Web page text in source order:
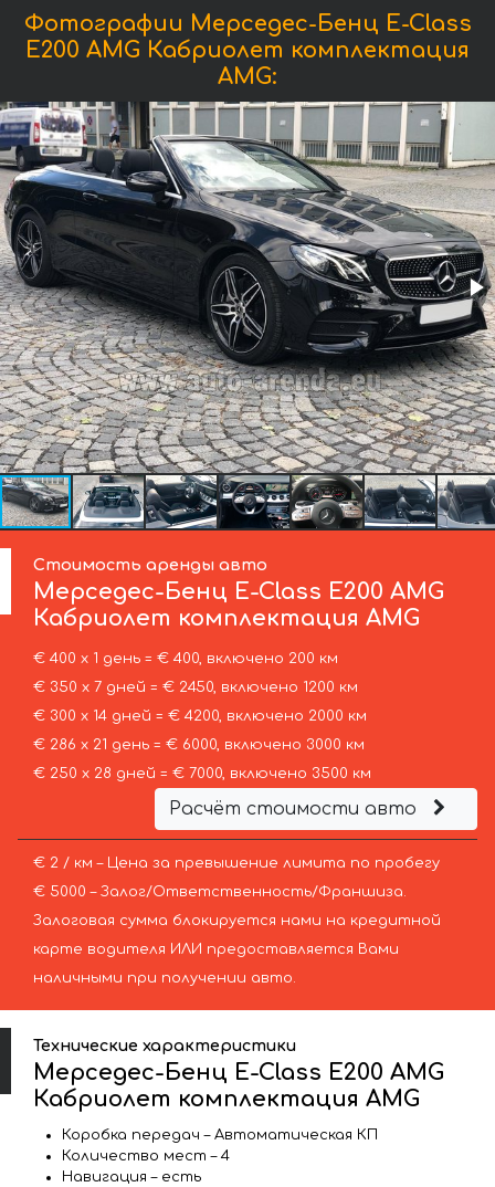
Фотографии Мерседес-Бенц E-Class
E200 AMG Кабриолет комплектация
AMG:
Стоимость аренды авто
Мерседес-Бенц E-Class E200 AMG
Кабриолет комплектация AMG
€ 400 х 1 день = € 400, включено 200 км
€ 350 х 7 дней = € 2450, включено 1200 км
€ 300 х 14 дней = € 4200, включено 2000 км
€ 286 х 21 день = € 6000, включено 3000 км
€ 250 х 28 дней = € 7000, включено 3500 км
Расчёт стоимости авто
€ 2 / км – Цена за превышение лимита по пробегу
€ 5000 – Залог/Ответственность/Франшиза.
Залоговая сумма блокируется нами на кредитной
карте водителя ИЛИ предоставляется Вами
наличными при получении авто.
Технические характеристики
Мерседес-Бенц E-Class E200 AMG
Кабриолет комплектация AMG
Коробка передач – Автоматическая КП
Количество мест – 4
Навигация – есть